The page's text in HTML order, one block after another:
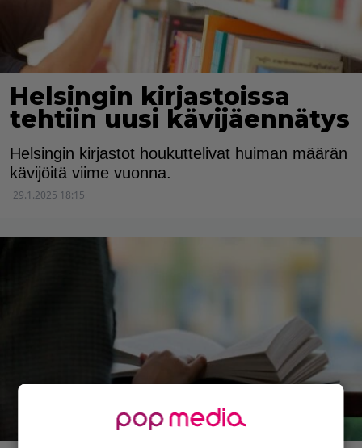
Helsingin kirjastoissa
tehtiin uusi kävijäennätys
Helsingin kirjastot houkuttelivat huiman määrän
kävijöitä viime vuonna.
29.1.2025 18:15